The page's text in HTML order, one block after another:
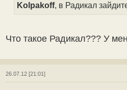
Kolpakoff, в Радикал
Что такое Радикал??? У
26.07.12 [21:01]